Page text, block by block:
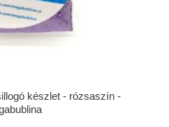
készlet - rózsaszín -